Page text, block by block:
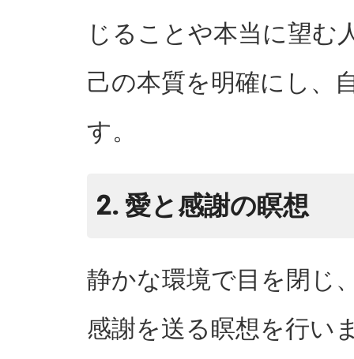
じることや本当に望む
己の本質を明確にし、
す。
2. 愛と感謝の瞑想
静かな環境で目を閉じ
感謝を送る瞑想を行い